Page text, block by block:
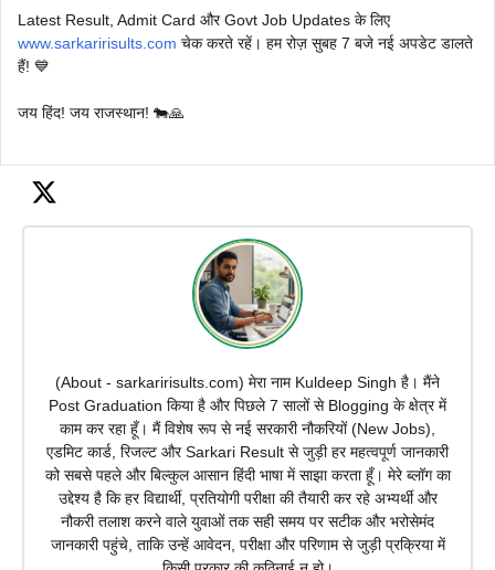
Latest Result, Admit Card और Govt Job Updates के लिए
www.sarkaririsults.com चेक करते रहें। हम रोज़ सुबह 7 बजे नई अपडेट डालते
हैं! 💙
जय हिंद! जय राजस्थान! 🐄🙏
(About - sarkaririsults.com) मेरा नाम Kuldeep Singh है। मैंने
Post Graduation किया है और पिछले 7 सालों से Blogging के क्षेत्र में
काम कर रहा हूँ। मैं विशेष रूप से नई सरकारी नौकरियों (New Jobs),
एडमिट कार्ड, रिजल्ट और Sarkari Result से जुड़ी हर महत्वपूर्ण जानकारी
को सबसे पहले और बिल्कुल आसान हिंदी भाषा में साझा करता हूँ। मेरे ब्लॉग का
उद्देश्य है कि हर विद्यार्थी, प्रतियोगी परीक्षा की तैयारी कर रहे अभ्यर्थी और
नौकरी तलाश करने वाले युवाओं तक सही समय पर सटीक और भरोसेमंद
जानकारी पहुंचे, ताकि उन्हें आवेदन, परीक्षा और परिणाम से जुड़ी प्रक्रिया में